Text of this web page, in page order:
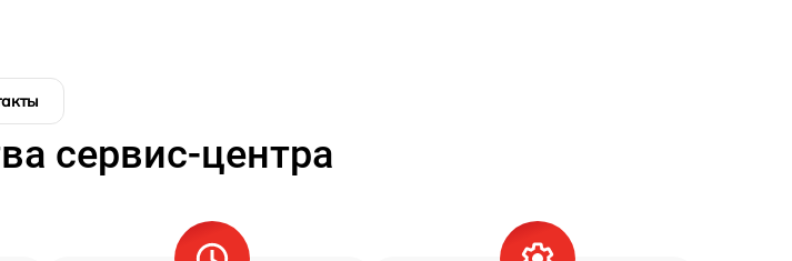
сервис-центра